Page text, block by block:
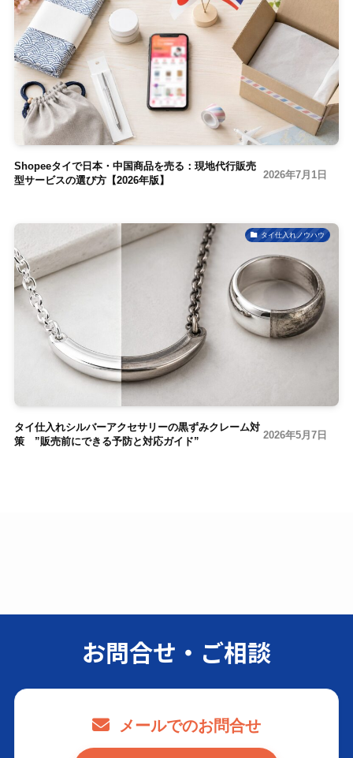
Shopeeタイで日本・中国商品を売る：現地代行販売
型サービスの選び方【2026年版】
2026年7月1日
タイ仕入れノウハウ
タイ仕入れシルバーアクセサリーの黒ずみクレーム対
策 ”販売前にできる予防と対応ガイド”
2026年5月7日
お問合せ・ご相談
メールでのお問合せ